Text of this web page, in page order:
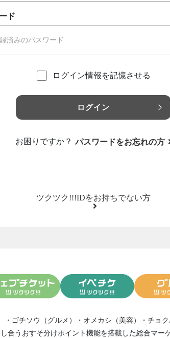
ド
ログイン情報を記憶させる
ログイン
お困りですか？ パスワードをお忘れの方
ツクツク!!!IDをお持ちでない方
・ ゴチソウ（グルメ） ・ オメカシ（美容） ・ チョク
合う おすそ分けポイント機能を搭載した総合マー